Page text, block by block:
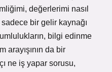
değerlerimi nasıl
bir gelir kaynağı
bilgi edinme
arayışının da bir
ne iş yapar sorusu,